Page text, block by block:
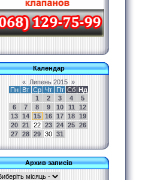
Календар
« Липень 2015 »
Пн Вт Ср Чт Пт Сб Нд
1
2 3 4
5
6
7 8 9 10 11
12
13 14 15 16 17 18 19
20 21 22 23 24 25 26
27 28 29 30 31
Архив записів